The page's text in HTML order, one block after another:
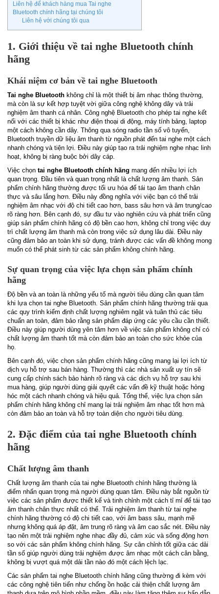
Liên hệ để khách hàng mua Tai nghe
Bluetooth chính hãng tại chúng tôi
Liên hệ với chúng tôi qua
1. Giới thiệu về tai nghe Bluetooth chính
hãng
Khái niệm cơ bản về tai nghe Bluetooth
Tai nghe Bluetooth không chỉ là một thiết bị âm nhạc thông thường,
mà còn là sự kết hợp tuyệt vời giữa công nghệ không dây và trải
nghiệm âm thanh cá nhân. Công nghệ Bluetooth cho phép tai nghe kết
nối với các thiết bị khác như điện thoại di động, máy tính bảng, laptop
một cách không cần dây. Thông qua sóng radio tần số vô tuyến,
Bluetooth truyền dữ liệu âm thanh từ nguồn phát đến tai nghe một cách
nhanh chóng và tiện lợi. Điều này giúp tạo ra trải nghiệm nghe nhạc linh
hoạt, không bị ràng buộc bởi dây cáp.
Việc chọn tai nghe Bluetooth chính hãng mang đến nhiều lợi ích
quan trọng. Đầu tiên và quan trọng nhất là chất lượng âm thanh. Sản
phẩm chính hãng thường được tối ưu hóa để tái tạo âm thanh chân
thực và sâu lắng hơn. Điều này đồng nghĩa với việc bạn có thể trải
nghiệm âm nhạc với độ chi tiết cao hơn, bass sâu hơn và âm trung/cao
rõ ràng hơn. Bên cạnh đó, sự đầu tư vào nghiên cứu và phát triển cũng
giúp sản phẩm chính hãng có độ bền cao hơn, không chỉ trong việc duy
trì chất lượng âm thanh mà còn trong việc sử dụng lâu dài. Điều này
cũng đảm bảo an toàn khi sử dụng, tránh được các vấn đề không mong
muốn có thể phát sinh từ các sản phẩm không chính hãng.
Sự quan trọng của việc lựa chọn sản phẩm chính
hãng
Độ bền và an toàn là những yếu tố mà người tiêu dùng cần quan tâm
khi lựa chọn tai nghe Bluetooth. Sản phẩm chính hãng thường trải qua
các quy trình kiểm định chất lượng nghiêm ngặt và tuân thủ các tiêu
chuẩn an toàn, đảm bảo rằng sản phẩm đáp ứng các yêu cầu cần thiết.
Điều này giúp người dùng yên tâm hơn về việc sản phẩm không chỉ có
chất lượng âm thanh tốt mà còn đảm bảo an toàn cho sức khỏe của
họ.
Bên cạnh đó, việc chọn sản phẩm chính hãng cũng mang lại lợi ích từ
dịch vụ hỗ trợ sau bán hàng. Thường thì các nhà sản xuất uy tín sẽ
cung cấp chính sách bảo hành rõ ràng và các dịch vụ hỗ trợ sau khi
mua hàng, giúp người dùng giải quyết các vấn đề kỹ thuật hoặc hỏng
hóc một cách nhanh chóng và hiệu quả. Tổng thể, việc lựa chọn sản
phẩm chính hãng không chỉ mang lại trải nghiệm âm nhạc tốt hơn mà
còn đảm bảo an toàn và hỗ trợ toàn diện cho người tiêu dùng.
2. Đặc điểm của tai nghe Bluetooth chính
hãng
Chất lượng âm thanh
Chất lượng âm thanh của tai nghe Bluetooth chính hãng thường là
điểm nhấn quan trọng mà người dùng quan tâm. Điều này bắt nguồn từ
việc các sản phẩm được thiết kế và tinh chỉnh một cách tỉ mỉ để tái tạo
âm thanh chân thực nhất có thể. Trải nghiệm âm thanh từ tai nghe
chính hãng thường có độ chi tiết cao, với âm bass sâu, mạnh mẽ
nhưng không quá áp đặt, âm trung rõ ràng và âm cao sắc nét. Điều này
tạo nên một trải nghiệm nghe nhạc đầy đủ, cảm xúc và sống động hơn
so với các sản phẩm không chính hãng. Sự cân chỉnh tốt giữa các dải
tần số giúp người dùng trải nghiệm được âm nhạc một cách cân bằng,
không bị vượt quá một dải tần nào đó một cách lệch lạc.
Các sản phẩm tai nghe Bluetooth chính hãng cũng thường đi kèm với
các công nghệ tiên tiến như chống ồn hoặc cải thiện chất lượng âm